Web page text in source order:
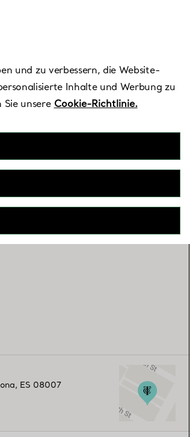
ES 08007
und zu verbessern, die Website-
Inhalte und Werbung zu
unsere Cookie-Richtlinie.